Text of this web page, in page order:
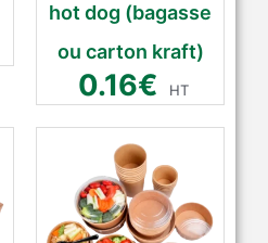
hot dog (bagasse
ou carton kraft)
0.16€ HT